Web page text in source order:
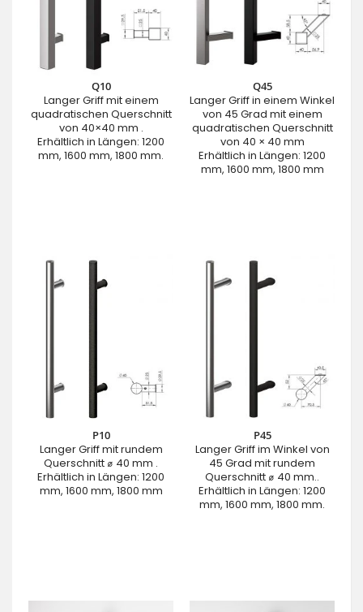
Q10
Langer Griff mit einem
quadratischen Querschnitt
von 40×40 mm .
Erhältlich in Längen: 1200
mm, 1600 mm, 1800 mm.
Q45
Langer Griff in einem Winkel
von 45 Grad mit einem
quadratischen Querschnitt
von 40 × 40 mm
Erhältlich in Längen: 1200
mm, 1600 mm, 1800 mm
P10
Langer Griff mit rundem
Querschnitt ⌀ 40 mm .
Erhältlich in Längen: 1200
mm, 1600 mm, 1800 mm
P45
Langer Griff im Winkel von
45 Grad mit rundem
Querschnitt ⌀ 40 mm..
Erhältlich in Längen: 1200
mm, 1600 mm, 1800 mm.